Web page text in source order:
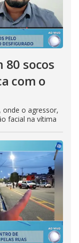
socos
com o
onde o agressor,
facial na vítima